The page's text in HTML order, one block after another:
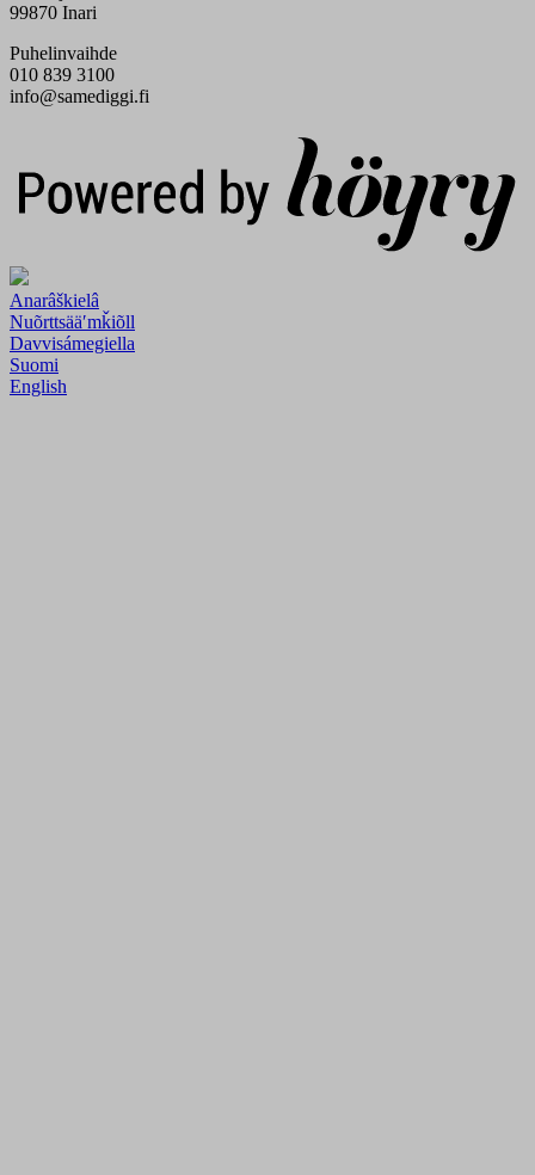
99870 Inari
Puhelinvaihde
010 839 3100
info@samediggi.fi
Anarâškielâ
Nuõrttsääʹmǩiõll
Davvisámegiella
Suomi
English